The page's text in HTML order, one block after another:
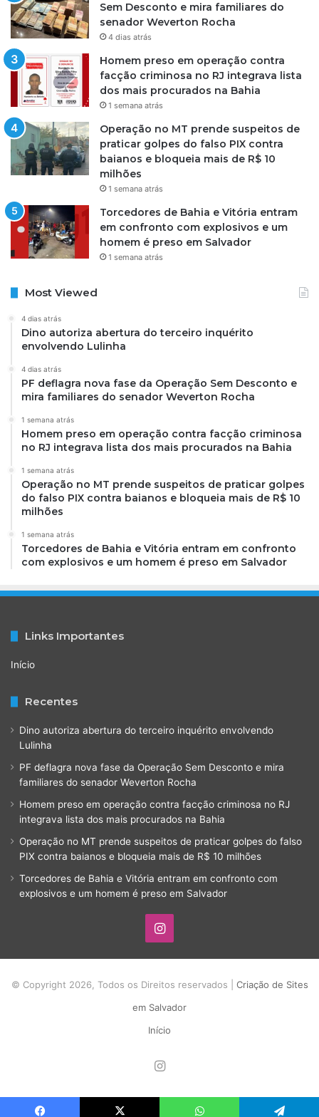
Sem Desconto e mira familiares do
senador Weverton Rocha
4 dias atrás
Homem preso em operação contra
facção criminosa no RJ integrava lista
dos mais procurados na Bahia
1 semana atrás
Operação no MT prende suspeitos de
praticar golpes do falso PIX contra
baianos e bloqueia mais de R$ 10
milhões
1 semana atrás
Torcedores de Bahia e Vitória entram
em confronto com explosivos e um
homem é preso em Salvador
1 semana atrás
Most Viewed
4 dias atrás
Dino autoriza abertura do terceiro inquérito
envolvendo Lulinha
4 dias atrás
PF deflagra nova fase da Operação Sem Desconto e
mira familiares do senador Weverton Rocha
1 semana atrás
Homem preso em operação contra facção criminosa
no RJ integrava lista dos mais procurados na Bahia
1 semana atrás
Operação no MT prende suspeitos de praticar golpes
do falso PIX contra baianos e bloqueia mais de R$ 10
milhões
1 semana atrás
Torcedores de Bahia e Vitória entram em confronto
com explosivos e um homem é preso em Salvador
Links Importantes
Início
Recentes
Dino autoriza abertura do terceiro inquérito envolvendo
Lulinha
PF deflagra nova fase da Operação Sem Desconto e mira
familiares do senador Weverton Rocha
Homem preso em operação contra facção criminosa no RJ
integrava lista dos mais procurados na Bahia
Operação no MT prende suspeitos de praticar golpes do falso
PIX contra baianos e bloqueia mais de R$ 10 milhões
Torcedores de Bahia e Vitória entram em confronto com
explosivos e um homem é preso em Salvador
Instagram
© Copyright 2026, Todos os Direitos reservados | Criação de Sites
em Salvador
Início
Instagram